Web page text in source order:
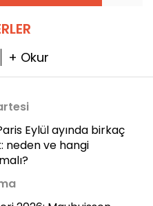
+ Okur
Eylül ayında birkaç
neden ve hangi